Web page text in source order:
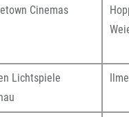
Cinemas
Lichtspiele